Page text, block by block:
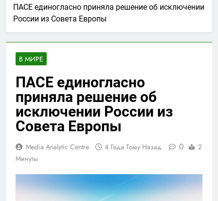
ПАСЕ единогласно приняла решение об исключении
России из Совета Европы
В МИРЕ
ПАСЕ единогласно
приняла решение об
исключении России из
Совета Европы
Media Analytic Centre 4 Года Тому Назад 0
2
Минуты